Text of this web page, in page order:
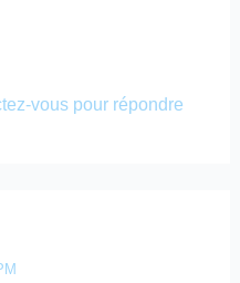
vous pour répondre